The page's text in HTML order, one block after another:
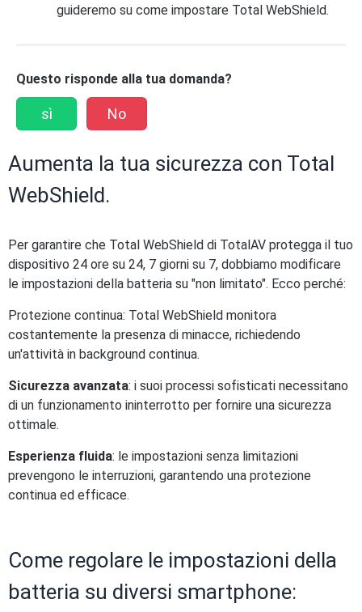
guideremo su come impostare Total WebShield.
Questo risponde alla tua domanda?
sì No
Aumenta la tua sicurezza con Total
WebShield.
Per garantire che Total WebShield di TotalAV protegga il tuo
dispositivo 24 ore su 24, 7 giorni su 7, dobbiamo modificare
le impostazioni della batteria su "non limitato". Ecco perché:
Protezione continua: Total WebShield monitora
costantemente la presenza di minacce, richiedendo
un'attività in background continua.
Sicurezza avanzata: i suoi processi sofisticati necessitano
di un funzionamento ininterrotto per fornire una sicurezza
ottimale.
Esperienza fluida: le impostazioni senza limitazioni
prevengono le interruzioni, garantendo una protezione
continua ed efficace.
Come regolare le impostazioni della
batteria su diversi smartphone: